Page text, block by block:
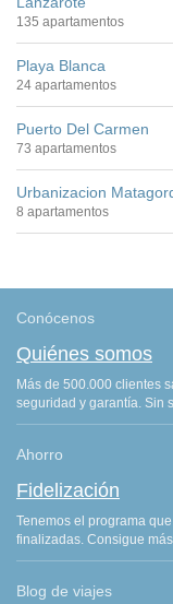
135 apartamentos
Playa Blanca
24 apartamentos
Puerto Del Carmen
73 apartamentos
Urbanizacion
8 apartamentos
Conócenos
Quiénes somos
Más de 500.000 clientes
seguridad y garantía. Sin
Ahorro
Fidelización
Tenemos el programa
finalizadas. Consigue
Blog de viajes